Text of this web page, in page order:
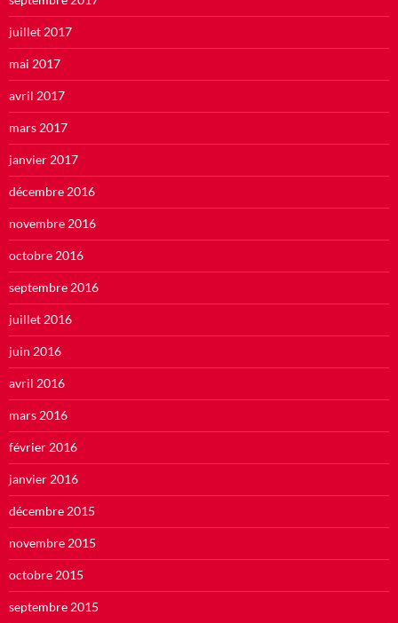
juillet 2017
mai 2017
avril 2017
mars 2017
janvier 2017
décembre 2016
novembre 2016
octobre 2016
septembre 2016
juillet 2016
juin 2016
avril 2016
mars 2016
février 2016
janvier 2016
décembre 2015
novembre 2015
octobre 2015
septembre 2015